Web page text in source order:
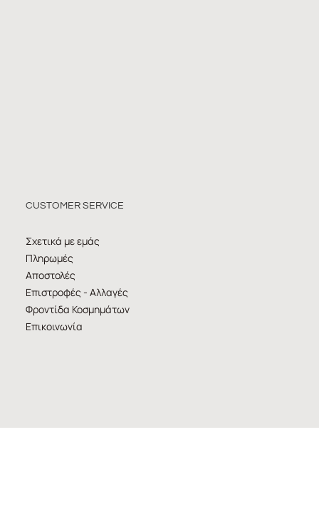
CUSTOMER SERVICE
Σχετικά με εμάς
Πληρωμές
Αποστολές
Επιστροφές - Αλλαγές
Φροντίδα Κοσμημάτων
Επικοινωνία